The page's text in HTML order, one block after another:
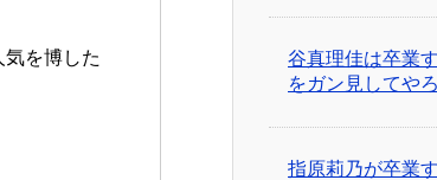
を博した
谷真理佳は卒業
をガン見してや
指原莉乃が卒業